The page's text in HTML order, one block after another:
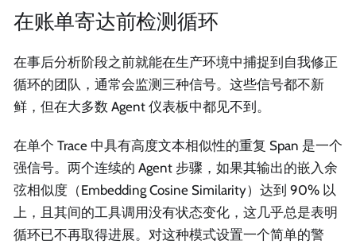
在账单寄达前检测循环
在事后分析阶段之前就能在生产环境中捕捉到自我修正
循环的团队，通常会监测三种信号。这些信号都不新
鲜，但在大多数 Agent 仪表板中都见不到。
在单个 Trace 中具有高度文本相似性的重复 Span 是一个
强信号。两个连续的 Agent 步骤，如果其输出的嵌入余
弦相似度（Embedding Cosine Similarity）达到 90% 以
上，且其间的工具调用没有状态变化，这几乎总是表明
循环已不再取得进展。对这种模式设置一个简单的警